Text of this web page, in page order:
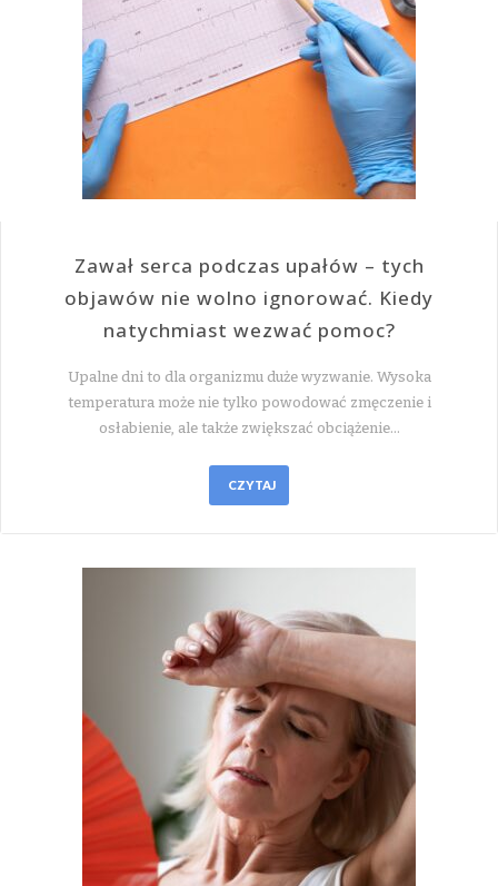
Zawał serca podczas upałów – tych
objawów nie wolno ignorować. Kiedy
natychmiast wezwać pomoc?
Upalne dni to dla organizmu duże wyzwanie. Wysoka
temperatura może nie tylko powodować zmęczenie i
osłabienie, ale także zwiększać obciążenie…
CZYTAJ